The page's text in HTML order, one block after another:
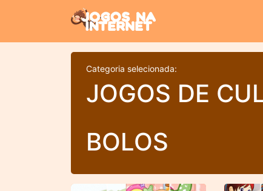
Categoria selecionada:
JOGOS DE
BOLOS